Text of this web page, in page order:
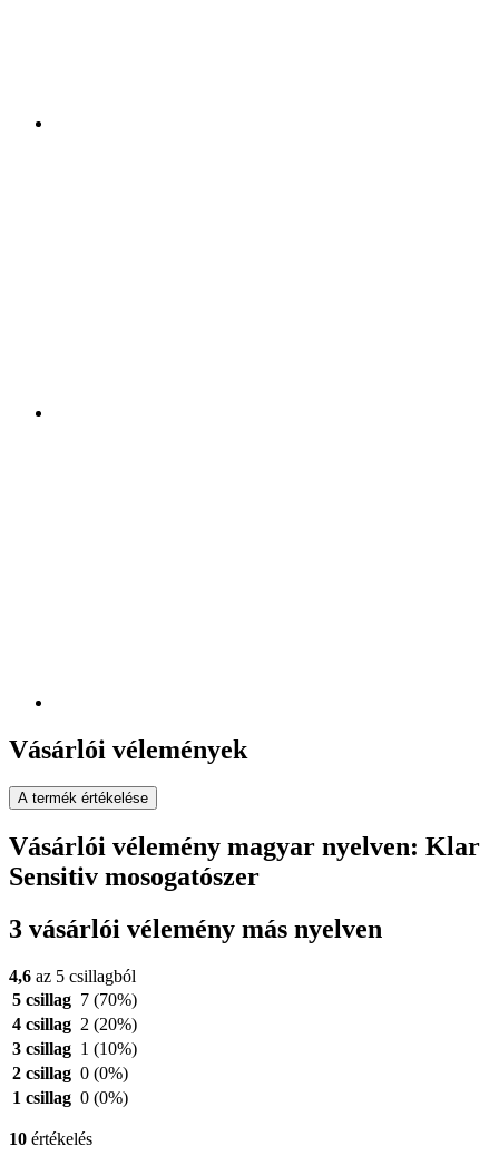
Vásárlói vélemények
A termék értékelése
Vásárlói vélemény magyar nyelven: Klar
Sensitiv mosogatószer
3 vásárlói vélemény más nyelven
4,6 az 5 csillagból
5 csillag 7 (70%)
4 csillag 2 (20%)
3 csillag 1 (10%)
2 csillag 0 (0%)
1 csillag 0 (0%)
10 értékelés